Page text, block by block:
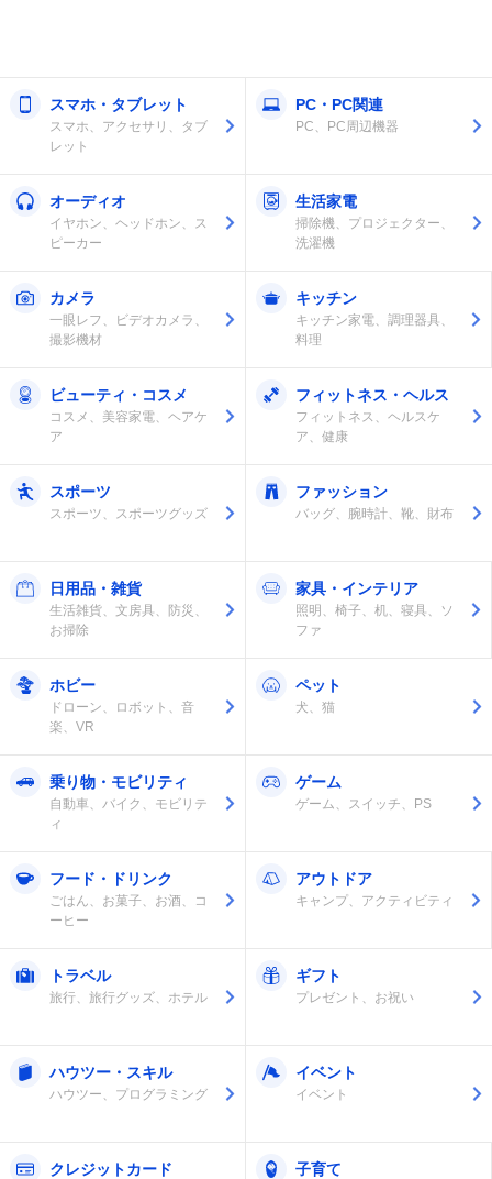
スマホ・タブレット
スマホ、アクセサリ、タブ
レット
PC・PC関連
PC、PC周辺機器
オーディオ
イヤホン、ヘッドホン、ス
ピーカー
生活家電
掃除機、プロジェクター、
洗濯機
カメラ
一眼レフ、ビデオカメラ、
撮影機材
キッチン
キッチン家電、調理器具、
料理
ビューティ・コスメ
コスメ、美容家電、ヘアケ
ア
フィットネス・ヘルス
フィットネス、ヘルスケ
ア、健康
スポーツ
スポーツ、スポーツグッズ
ファッション
バッグ、腕時計、靴、財布
日用品・雑貨
生活雑貨、文房具、防災、
お掃除
家具・インテリア
照明、椅子、机、寝具、ソ
ファ
ホビー
ドローン、ロボット、音
楽、VR
ペット
犬、猫
乗り物・モビリティ
自動車、バイク、モビリテ
ィ
ゲーム
ゲーム、スイッチ、PS
フード・ドリンク
ごはん、お菓子、お酒、コ
ーヒー
アウトドア
キャンプ、アクティビティ
トラベル
旅行、旅行グッズ、ホテル
ギフト
プレゼント、お祝い
ハウツー・スキル
ハウツー、プログラミング
イベント
イベント
クレジットカード 子育て